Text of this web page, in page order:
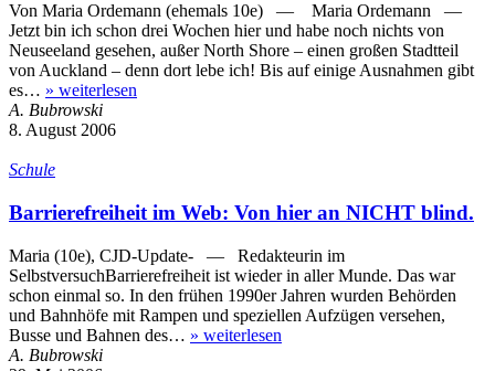
Von Maria Ordemann (ehemals 10e) — Maria Ordemann —
Jetzt bin ich schon drei Wochen hier und habe noch nichts von
Neuseeland gesehen, außer North Shore – einen großen Stadtteil
von Auckland – denn dort lebe ich! Bis auf einige Ausnahmen gibt
es… » weiterlesen
A. Bubrowski
8. August 2006
Schule
Barrierefreiheit im Web: Von hier an NICHT blind.
Maria (10e), CJD-Update- — Redakteurin im
SelbstversuchBarrierefreiheit ist wieder in aller Munde. Das war
schon einmal so. In den frühen 1990er Jahren wurden Behörden
und Bahnhöfe mit Rampen und speziellen Aufzügen versehen,
Busse und Bahnen des… » weiterlesen
A. Bubrowski